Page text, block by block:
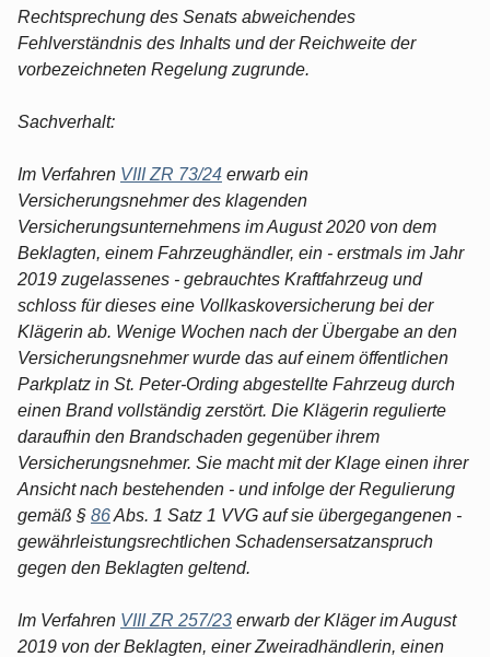
Rechtsprechung des Senats abweichendes
Fehlverständnis des Inhalts und der Reichweite der
vorbezeichneten Regelung zugrunde.
Sachverhalt:
Im Verfahren VIII ZR 73/24 erwarb ein
Versicherungsnehmer des klagenden
Versicherungsunternehmens im August 2020 von dem
Beklagten, einem Fahrzeughändler, ein - erstmals im Jahr
2019 zugelassenes - gebrauchtes Kraftfahrzeug und
schloss für dieses eine Vollkaskoversicherung bei der
Klägerin ab. Wenige Wochen nach der Übergabe an den
Versicherungsnehmer wurde das auf einem öffentlichen
Parkplatz in St. Peter-Ording abgestellte Fahrzeug durch
einen Brand vollständig zerstört. Die Klägerin regulierte
daraufhin den Brandschaden gegenüber ihrem
Versicherungsnehmer. Sie macht mit der Klage einen ihrer
Ansicht nach bestehenden - und infolge der Regulierung
gemäß § 86Abs. 1 Satz 1 VVG auf sie übergegangenen -
gewährleistungsrechtlichen Schadensersatzanspruch
gegen den Beklagten geltend.
Im Verfahren VIII ZR 257/23 erwarb der Kläger im August
2019 von der Beklagten, einer Zweiradhändlerin, einen